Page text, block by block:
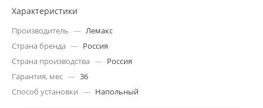
Характеристики
Производитель — Лемакс
Страна бренда — Россия
Страна производства — Россия
Гарантия, мес — 36
Способ установки — Напольный